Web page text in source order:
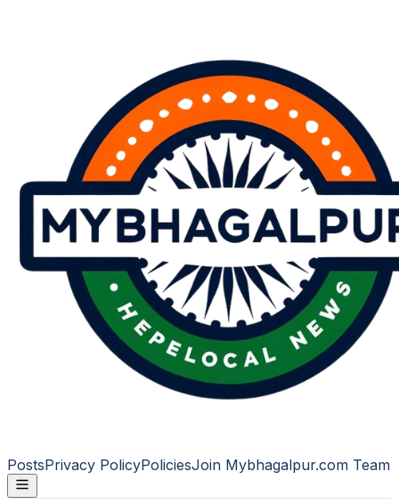
PostsPrivacy PolicyPoliciesJoin Mybhagalpur.com Team